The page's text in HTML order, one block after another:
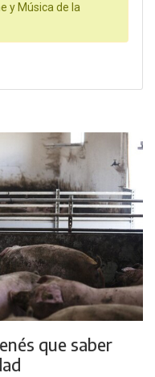
y Música de la
que saber